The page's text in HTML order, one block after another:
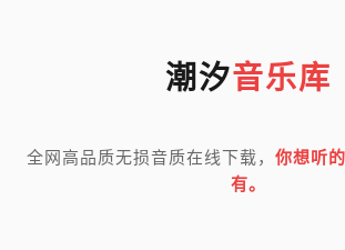
潮汐音乐库
全网高品质无损音质在线下载， 你想听
有。